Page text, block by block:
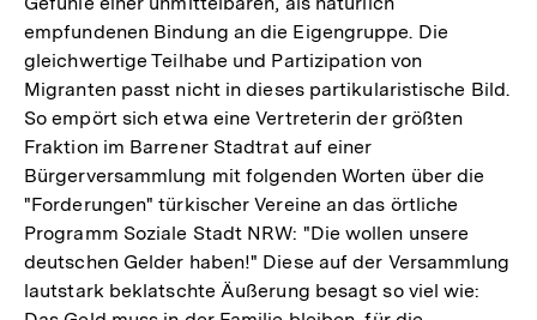
empfundenen Bindung an die Eigengruppe. Die
gleichwertige Teilhabe und Partizipation von
Migranten passt nicht in dieses partikularistische Bild.
So empört sich etwa eine Vertreterin der größten
Fraktion im Barrener Stadtrat auf einer
Bürgerversammlung mit folgenden Worten über die
"Forderungen" türkischer Vereine an das örtliche
Programm Soziale Stadt NRW: "Die wollen unsere
deutschen Gelder haben!" Diese auf der Versammlung
lautstark beklatschte Äußerung besagt so viel wie: